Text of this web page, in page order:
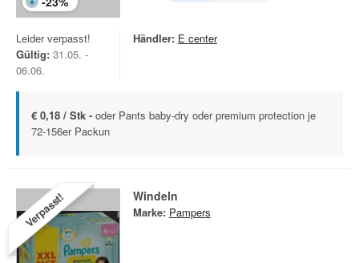
Leider verpasst!
Gültig: 31.05. -
06.06.
Händler: E center
€ 0,18 / Stk - oder Pants baby-dry oder premium protection je
72-156er Packun
Verpasst! Windeln
Marke: Pampers